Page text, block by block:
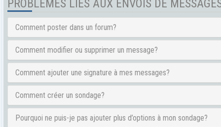
PROBLÈMES LIÉS AUX ENVOIS DE
Comment poster dans un forum?
Comment modifier ou supprimer un message?
Comment ajouter une signature à mes messages?
Comment créer un sondage?
Pourquoi ne puis-je pas ajouter plus d’options à mon sondage?